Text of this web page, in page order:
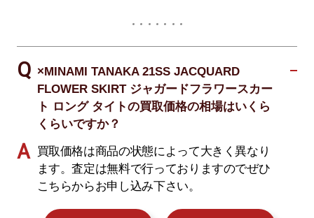
×MINAMI TANAKA 21SS JACQUARD
FLOWER SKIRT ジャガードフラワースカー
ト ロング タイトの買取価格の相場はいくら
くらいですか？
買取価格は商品の状態によって大きく異なり
ます。査定は無料で行っておりますのでぜひ
こちらからお申し込み下さい。